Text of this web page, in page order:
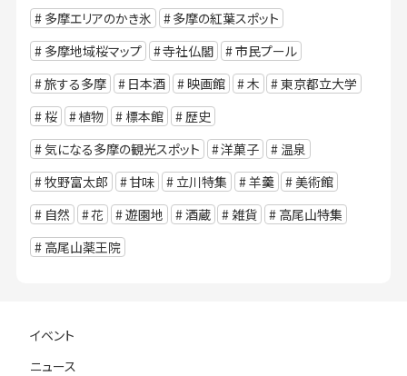
多摩エリアのかき氷
多摩の紅葉スポット
多摩地域桜マップ
寺社仏閣
市民プール
旅する多摩
日本酒 映画館 木
東京都立大学
桜
植物 標本館
歴史
気になる多摩の観光スポット
洋菓子
温泉
牧野富太郎
甘味 立川特集 羊羹
美術館
自然
花 遊園地 酒蔵 雑貨
高尾山特集
高尾山薬王院
イベント
ニュース